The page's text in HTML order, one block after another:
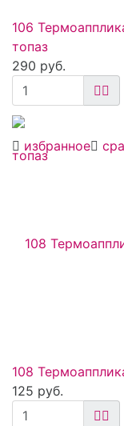
избранное
106
топаз
290 руб.
108
125 руб.